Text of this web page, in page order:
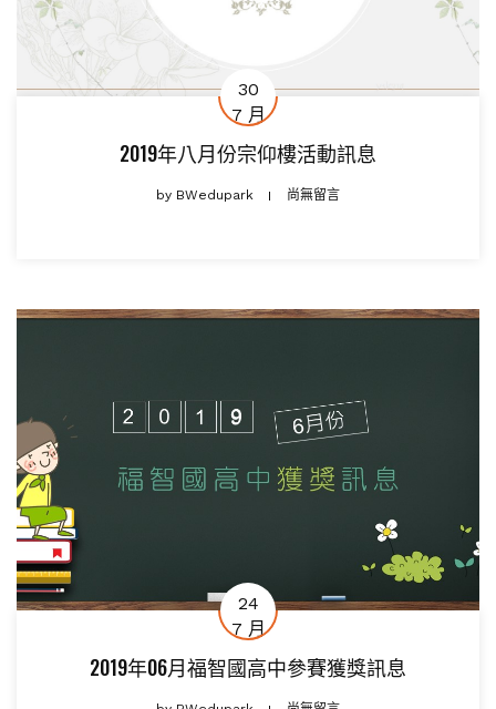
30
7 月
2019年八月份宗仰樓活動訊息
by BWedupark 尚無留言
24
7 月
2019年06月福智國高中參賽獲獎訊息